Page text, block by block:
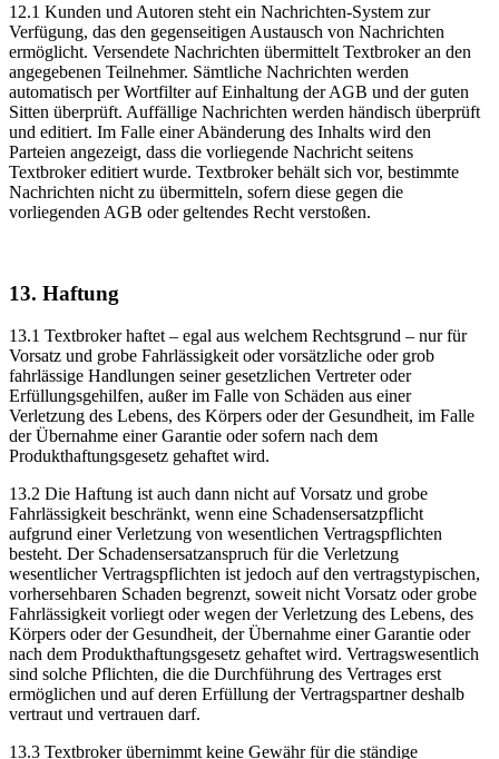
12.1 Kunden und Autoren steht ein Nachrichten-System zur
Verfügung, das den gegenseitigen Austausch von Nachrichten
ermöglicht. Versendete Nachrichten übermittelt Textbroker an den
angegebenen Teilnehmer. Sämtliche Nachrichten werden
automatisch per Wortfilter auf Einhaltung der AGB und der guten
Sitten überprüft. Auffällige Nachrichten werden händisch überprüft
und editiert. Im Falle einer Abänderung des Inhalts wird den
Parteien angezeigt, dass die vorliegende Nachricht seitens
Textbroker editiert wurde. Textbroker behält sich vor, bestimmte
Nachrichten nicht zu übermitteln, sofern diese gegen die
vorliegenden AGB oder geltendes Recht verstoßen.
13. Haftung
13.1 Textbroker haftet – egal aus welchem Rechtsgrund – nur für
Vorsatz und grobe Fahrlässigkeit oder vorsätzliche oder grob
fahrlässige Handlungen seiner gesetzlichen Vertreter oder
Erfüllungsgehilfen, außer im Falle von Schäden aus einer
Verletzung des Lebens, des Körpers oder der Gesundheit, im Falle
der Übernahme einer Garantie oder sofern nach dem
Produkthaftungsgesetz gehaftet wird.
13.2 Die Haftung ist auch dann nicht auf Vorsatz und grobe
Fahrlässigkeit beschränkt, wenn eine Schadensersatzpflicht
aufgrund einer Verletzung von wesentlichen Vertragspflichten
besteht. Der Schadensersatzanspruch für die Verletzung
wesentlicher Vertragspflichten ist jedoch auf den vertragstypischen,
vorhersehbaren Schaden begrenzt, soweit nicht Vorsatz oder grobe
Fahrlässigkeit vorliegt oder wegen der Verletzung des Lebens, des
Körpers oder der Gesundheit, der Übernahme einer Garantie oder
nach dem Produkthaftungsgesetz gehaftet wird. Vertragswesentlich
sind solche Pflichten, die die Durchführung des Vertrages erst
ermöglichen und auf deren Erfüllung der Vertragspartner deshalb
vertraut und vertrauen darf.
13.3 Textbroker übernimmt keine Gewähr für die ständige